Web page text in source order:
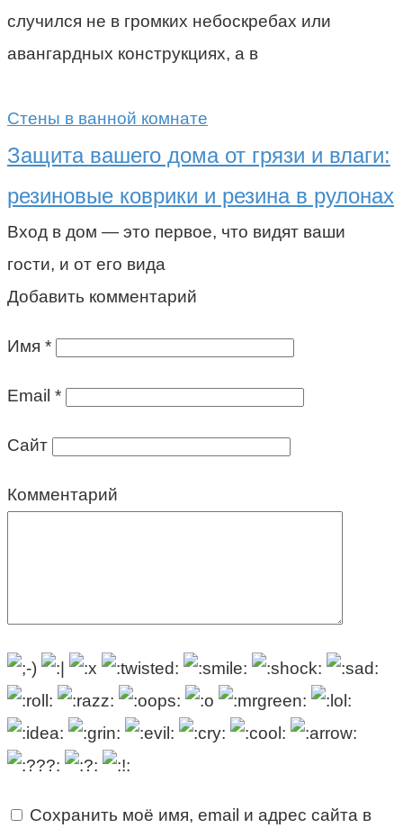
случился не в громких небоскребах или
авангардных конструкциях, а в
Стены в ванной комнате
Защита вашего дома от грязи и влаги:
резиновые коврики и резина в рулонах
Вход в дом — это первое, что видят ваши
гости, и от его вида
Добавить комментарий
Имя *
Email *
Сайт
Комментарий
Сохранить моё имя, email и адрес сайта в